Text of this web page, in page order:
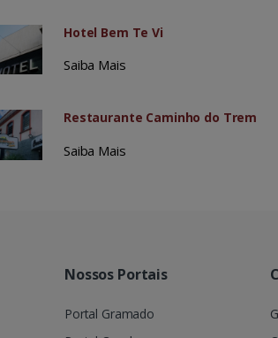
Hotel Bem Te Vi
Saiba Mais
Restaurante Caminho do Trem
Saiba Mais
Nossos Portais
Portal Gramado